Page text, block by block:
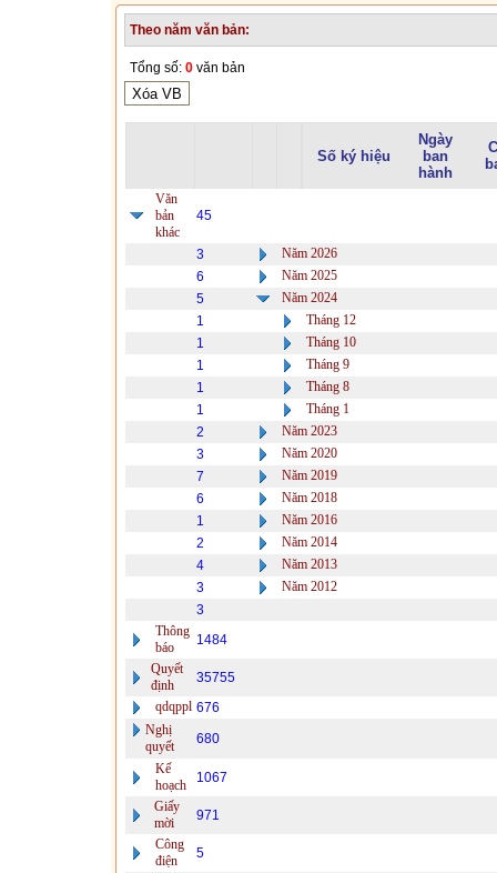
Theo năm văn bản:
Tổng số: 0 văn bản
Số ký hiệu
Ngày
ban
hành
Văn
bản
khác
45
3
Năm 2026
6
Năm 2025
5
Năm 2024
1
Tháng 12
1
Tháng 10
1
Tháng 9
1
Tháng 8
1
Tháng 1
2
Năm 2023
3
Năm 2020
7
Năm 2019
6
Năm 2018
1
Năm 2016
2
Năm 2014
4
Năm 2013
3
Năm 2012
3
Thông
báo
1484
Quyết
định
35755
qdqppl 676
Nghị
quyết
680
Kế
hoạch
1067
Giấy
mời
971
Công
điện
5